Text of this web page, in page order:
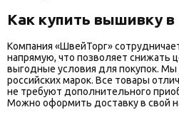
Как купить вышивку
Компания «ШвейТорг»
напрямую, что позволяет снижать
выгодные условия для покупок.
российских марок. Все товары
не требуют дополнительного
Можно оформить доставку в свой